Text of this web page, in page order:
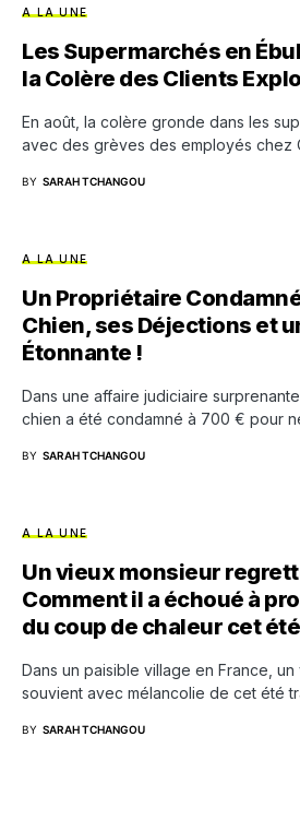
A LA UNE
Les Supermarchés en
la Colère des Clients
En août, la colère gronde dans les
avec des grèves des employés chez
BY SARAH TCHANGOU
A LA UNE
Un Propriétaire
Chien, ses Déjections et
Étonnante !
Dans une affaire judiciaire
chien a été condamné à 700 € pour
BY SARAH TCHANGOU
A LA UNE
Un vieux monsieur
Comment il a échoué à
du coup de chaleur cet été
Dans un paisible village en France,
souvient avec mélancolie de cet été
BY SARAH TCHANGOU